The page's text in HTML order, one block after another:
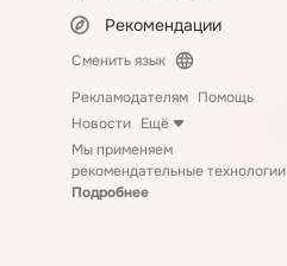
Рекомендации
Сменить язык
Рекламодателям Помощь
Новости Ещё
Мы применяем
рекомендательные технологии
Подробнее